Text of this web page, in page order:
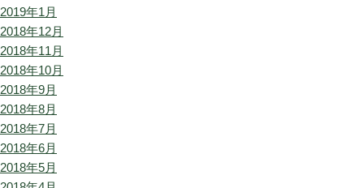
2019年1月
2018年12月
2018年11月
2018年10月
2018年9月
2018年8月
2018年7月
2018年6月
2018年5月